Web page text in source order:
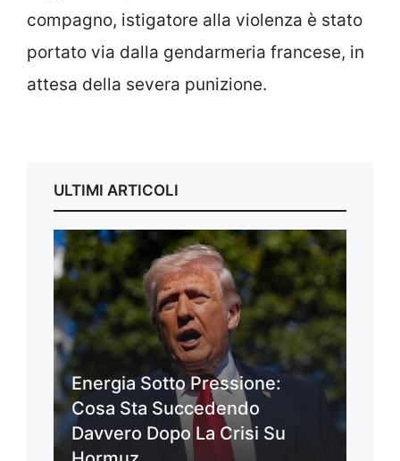
compagno, istigatore alla violenza è stato
portato via dalla gendarmeria francese, in
attesa della severa punizione.
ULTIMI ARTICOLI
Energia Sotto Pressione:
Cosa Sta Succedendo
Davvero Dopo La Crisi Su